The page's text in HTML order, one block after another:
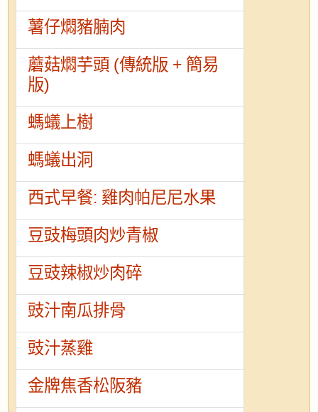
薯仔燜豬腩肉
蘑菇燜芋頭 (傳統版 + 簡易
版)
螞蟻上樹
螞蟻出洞
西式早餐: 雞肉帕尼尼水果
豆豉梅頭肉炒青椒
豆豉辣椒炒肉碎
豉汁南瓜排骨
豉汁蒸雞
金牌焦香松阪豬